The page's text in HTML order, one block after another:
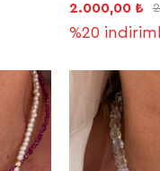
2.000,00 ₺
%20